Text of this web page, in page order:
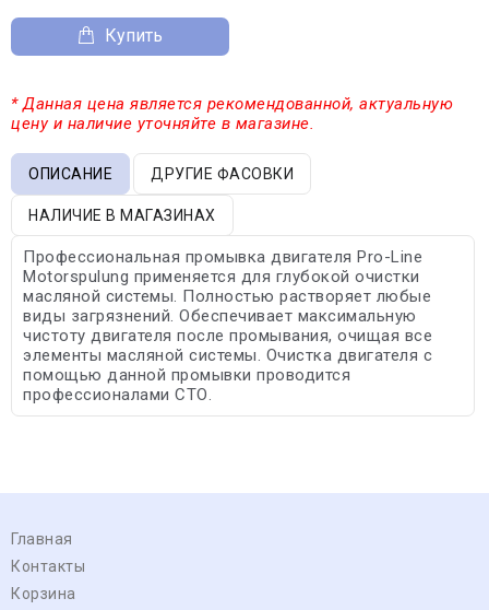
Купить
* Данная цена является рекомендованной, актуальную
цену и наличие уточняйте в магазине.
ОПИСАНИЕ ДРУГИЕ ФАСОВКИ
НАЛИЧИЕ В МАГАЗИНАХ
Профессиональная промывка двигателя Pro-Line
Motorspulung применяется для глубокой очистки
масляной системы. Полностью растворяет любые
виды загрязнений. Обеспечивает максимальную
чистоту двигателя после промывания, очищая все
элементы масляной системы. Очистка двигателя с
помощью данной промывки проводится
профессионалами СТО.
Главная
Контакты
Корзина